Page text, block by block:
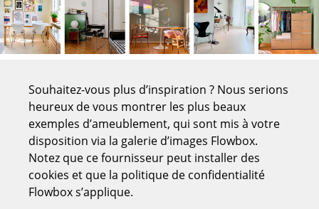
Fauteuils
Fauteuils lounge
Chaises cantilever
Chaises et Tabourets de bar
Tabourets
Bancs & Chaises longues
Souhaitez-vous plus d’inspiration ? Nous serions
heureux de vous montrer les plus beaux
exemples d’ameublement, qui sont mis à votre
disposition via la galerie d’images Flowbox.
Notez que ce fournisseur peut installer des
cookies et que la politique de confidentialité
Flowbox s’applique.